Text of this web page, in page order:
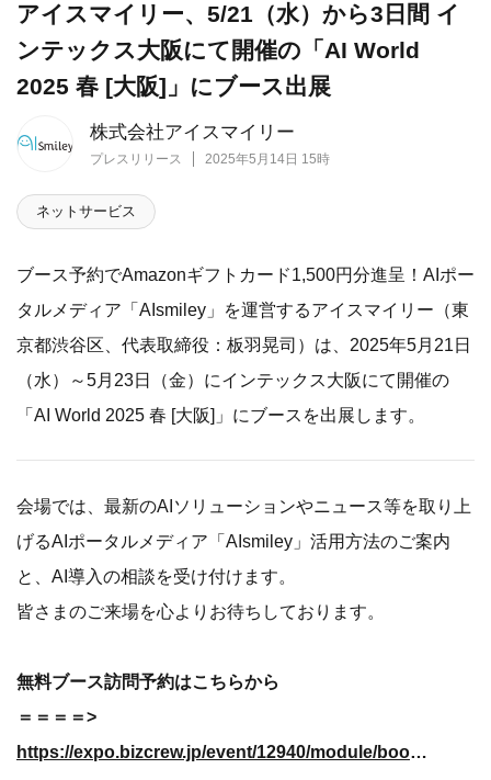
株式会社アイスマイリー
プレスリリース 2025年5月14日 15時
アイスマイリー、5/21（水）から3日間 イ
ンテックス大阪にて開催の「AI World
2025 春 [大阪]」にブース出展
ネットサービス
ブース予約でAmazonギフトカード1,500円分進呈！AIポー
タルメディア「AIsmiley」を運営するアイスマイリー（東
京都渋谷区、代表取締役：板羽晃司）は、2025年5月21日
（水）～5月23日（金）にインテックス大阪にて開催の
「AI World 2025 春 [大阪]」にブースを出展します。
会場では、最新のAIソリューションやニュース等を取り上
げるAIポータルメディア「AIsmiley」活用方法のご案内
と、AI導入の相談を受け付けます。
皆さまのご来場を心よりお待ちしております。
無料ブース訪問予約はこちらから
＝＝＝＝>
https://expo.bizcrew.jp/event/12940/module/booth/328550/302299